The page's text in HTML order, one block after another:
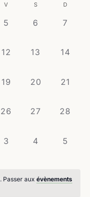
vues
V S D
0
5
0
6
0
7
0
12
0
13
0
14
0
19
0
20
0
21
0
26
0
27
0
28
0
3
0
4
0
5
Passer aux évènements